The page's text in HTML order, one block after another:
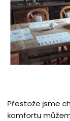
Přestože jsme
komfortu